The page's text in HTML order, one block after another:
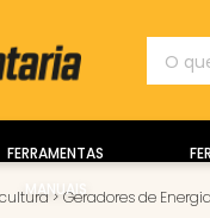
FERRAMENTAS
MANUAIS
> Geradores de Energia